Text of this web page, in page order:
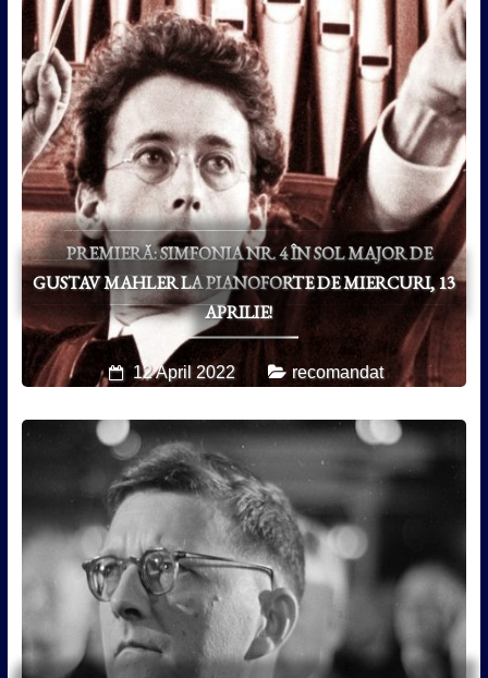
PREMIERĂ: SIMFONIA NR. 4 ÎN SOL MAJOR DE
GUSTAV MAHLER LA PIANOFORTE DE MIERCURI, 13
APRILIE!
12 April 2022 recomandat